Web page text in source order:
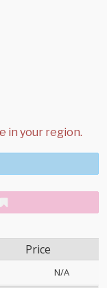
Price
N/A